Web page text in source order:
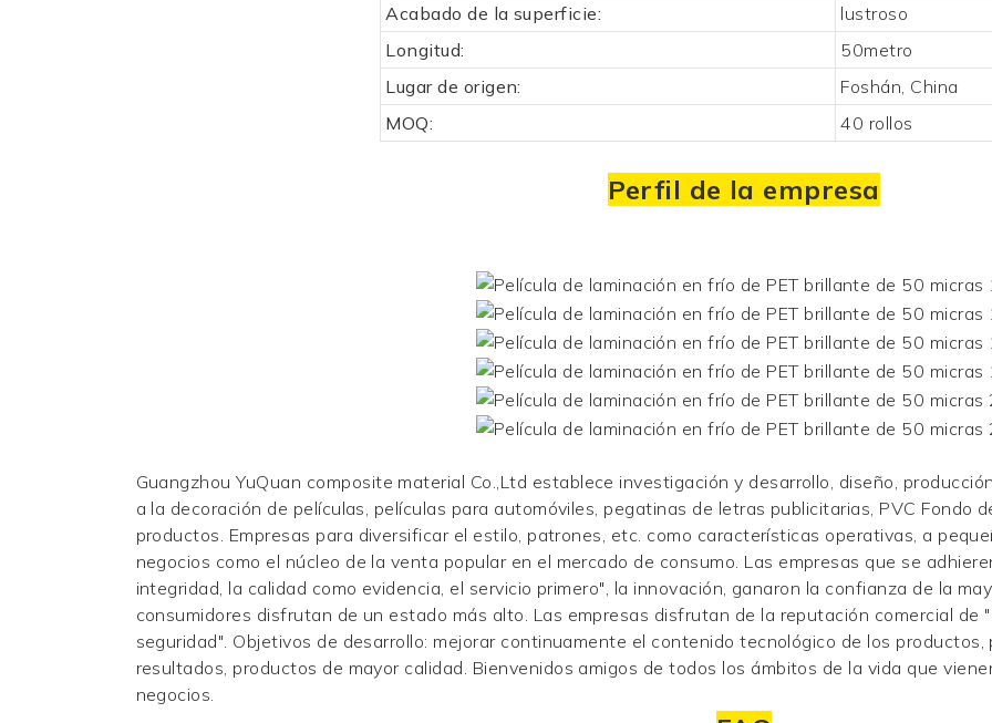
Acabado de la superficie:
lustroso
Longitud:
50metro
Lugar de origen:
Foshán, China
MOQ:
40 rollos
Perfil de la empresa
Guangzhou YuQuan composite material Co.,Ltd establece investigación y desarrollo, diseño,
a la decoración de películas, películas para automóviles, pegatinas de letras publicitarias, PVC Fondo
productos. Empresas para diversificar el estilo, patrones, etc. como características operativas, a
negocios como el núcleo de la venta popular en el mercado de consumo. Las empresas que se
integridad, la calidad como evidencia, el servicio primero", la innovación, ganaron la confianza de la
consumidores disfrutan de un estado más alto. Las empresas disfrutan de la reputación comercial de
seguridad". Objetivos de desarrollo: mejorar continuamente el contenido tecnológico de los
resultados, productos de mayor calidad. Bienvenidos amigos de todos los ámbitos de la vida que
negocios.